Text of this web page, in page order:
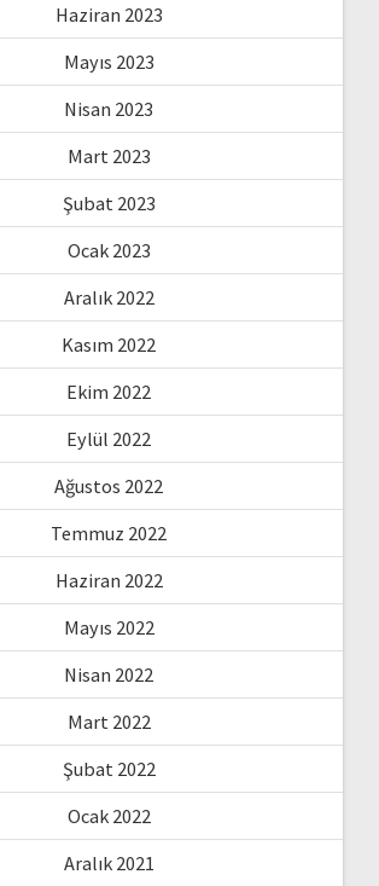
Haziran 2023
Mayıs 2023
Nisan 2023
Mart 2023
Şubat 2023
Ocak 2023
Aralık 2022
Kasım 2022
Ekim 2022
Eylül 2022
Ağustos 2022
Temmuz 2022
Haziran 2022
Mayıs 2022
Nisan 2022
Mart 2022
Şubat 2022
Ocak 2022
Aralık 2021